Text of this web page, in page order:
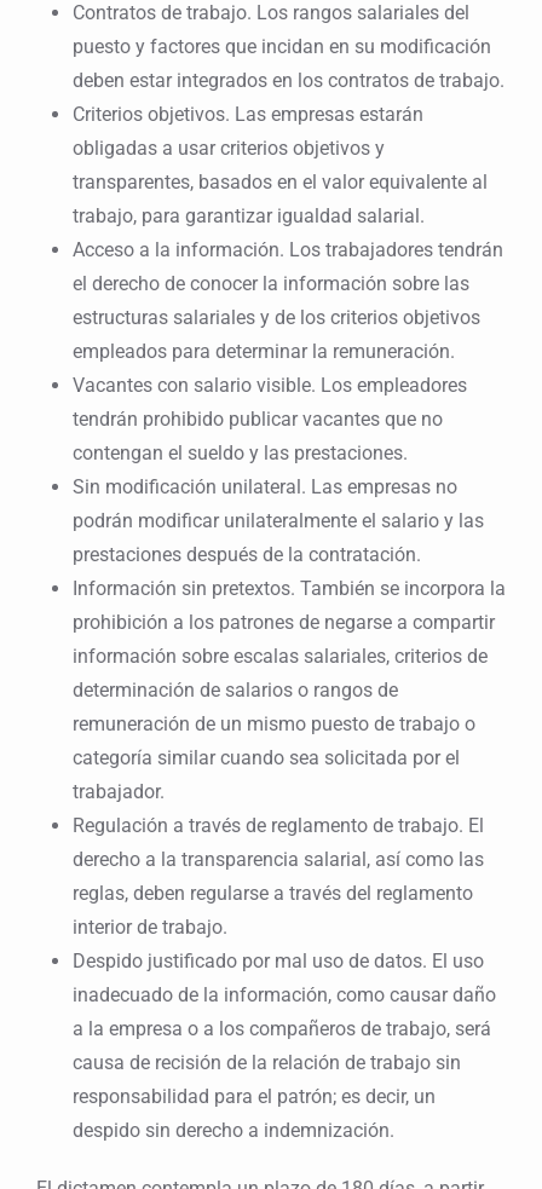
Contratos de trabajo. Los rangos salariales del
puesto y factores que incidan en su modificación
deben estar integrados en los contratos de trabajo.
Criterios objetivos. Las empresas estarán
obligadas a usar criterios objetivos y
transparentes, basados en el valor equivalente al
trabajo, para garantizar igualdad salarial.
Acceso a la información. Los trabajadores tendrán
el derecho de conocer la información sobre las
estructuras salariales y de los criterios objetivos
empleados para determinar la remuneración.
Vacantes con salario visible. Los empleadores
tendrán prohibido publicar vacantes que no
contengan el sueldo y las prestaciones.
Sin modificación unilateral. Las empresas no
podrán modificar unilateralmente el salario y las
prestaciones después de la contratación.
Información sin pretextos. También se incorpora la
prohibición a los patrones de negarse a compartir
información sobre escalas salariales, criterios de
determinación de salarios o rangos de
remuneración de un mismo puesto de trabajo o
categoría similar cuando sea solicitada por el
trabajador.
Regulación a través de reglamento de trabajo. El
derecho a la transparencia salarial, así como las
reglas, deben regularse a través del reglamento
interior de trabajo.
Despido justificado por mal uso de datos. El uso
inadecuado de la información, como causar daño
a la empresa o a los compañeros de trabajo, será
causa de recisión de la relación de trabajo sin
responsabilidad para el patrón; es decir, un
despido sin derecho a indemnización.